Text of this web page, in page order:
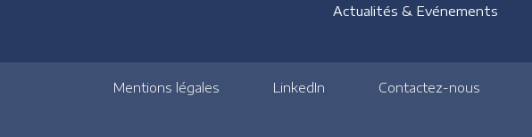
Actualités & Evénements
Mentions légales LinkedIn Contactez-nous